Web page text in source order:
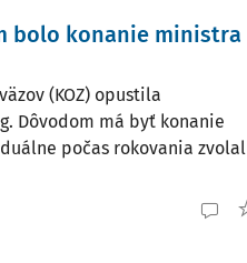
bolo konanie ministra
(KOZ) opustila
Dôvodom má byť konanie
počas rokovania zvolal